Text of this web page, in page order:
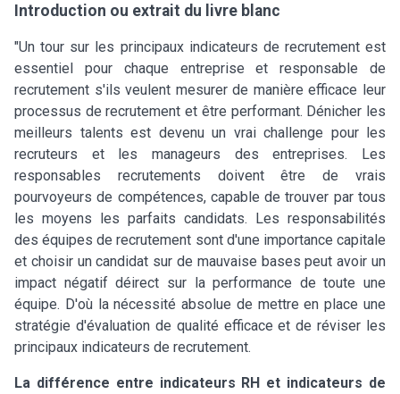
Introduction ou extrait du livre blanc
"Un tour sur les principaux indicateurs de recrutement est
essentiel pour chaque entreprise et responsable de
recrutement s'ils veulent mesurer de manière efficace leur
processus de recrutement et être performant. Dénicher les
meilleurs talents est devenu un vrai challenge pour les
recruteurs et les manageurs des entreprises. Les
responsables recrutements doivent être de vrais
pourvoyeurs de compétences, capable de trouver par tous
les moyens les parfaits candidats. Les responsabilités
des équipes de recrutement sont d'une importance capitale
et choisir un candidat sur de mauvaise bases peut avoir un
impact négatif déirect sur la performance de toute une
équipe. D'où la nécessité absolue de mettre en place une
stratégie d'évaluation de qualité efficace et de réviser les
principaux indicateurs de recrutement.
La différence entre indicateurs RH et indicateurs de